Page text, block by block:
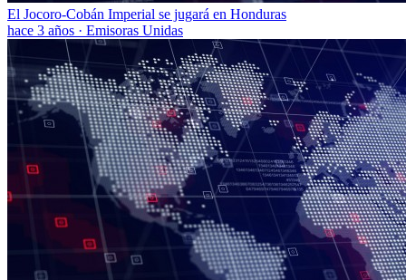
El Jocoro-Cobán Imperial se jugará en Honduras
hace 3 años · Emisoras Unidas